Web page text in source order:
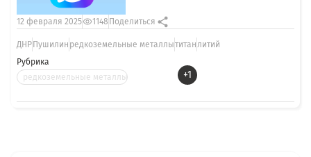
Рубрика
редкоземельные металлы
+1
12 февраля 2025 1148 Поделиться
ДНР Пушилин редкоземельные металлытитанлитий